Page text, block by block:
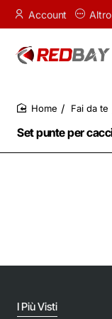
Account Altro
Set punte per
Fai da te
I Più Visti